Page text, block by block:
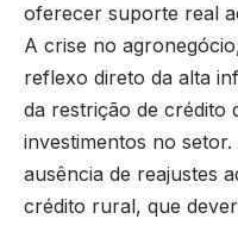
oferecer suporte real
A crise no
reflexo direto da alta
da restrição de crédito
investimentos no
ausência de reajustes
crédito rural, que